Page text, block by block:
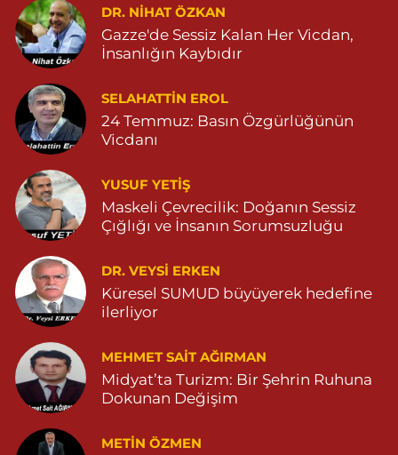
Serhat Eczanesi
Zeytinpınar Mahallesi, Roj Caddesi No:11 Derik Mardin
0 (482) 251 30 06
Çınarbaş Eczanesi
Bahçebaşı Mahallesi, Hanse Hatun Caddesi No:120 C Yeşilli
Mardin
0 (482) 591 10 15 Yol Tarifi Al
Şahin Eczanesi
Kaplan Mahallesi, Mardin Caddesi No:25 C Savur Mardin
0 (555) 151 49 05 Yol Tarifi Al
Özdemir Eczanesi
Yeni Mahalle, 3086.Sokak No:4 3 Ömerli Mardin
0 (482) 541 31 21
DR. NIHAT ÖZKAN
Gazze'de Sessiz Kalan Her Vicdan,
İnsanlığın Kaybıdır
SELAHATTIN EROL
24 Temmuz: Basın Özgürlüğünün
Vicdanı
YUSUF YETİŞ
Maskeli Çevrecilik: Doğanın Sessiz
Çığlığı ve İnsanın Sorumsuzluğu
DR. VEYSI ERKEN
Küresel SUMUD büyüyerek hedefine
ilerliyor
MEHMET SAIT AĞIRMAN
Midyat’ta Turizm: Bir Şehrin Ruhuna
Dokunan Değişim
METIN ÖZMEN